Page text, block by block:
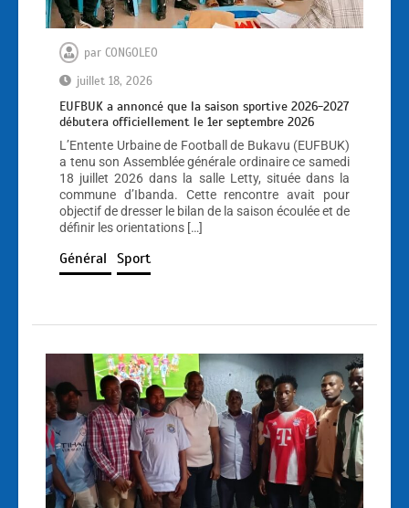
par CONGOLEO
juillet 18, 2026
EUFBUK a annoncé que la saison sportive 2026-2027
débutera officiellement le 1er septembre 2026
L’Entente Urbaine de Football de Bukavu (EUFBUK)
a tenu son Assemblée générale ordinaire ce samedi
18 juillet 2026 dans la salle Letty, située dans la
commune d’Ibanda. Cette rencontre avait pour
objectif de dresser le bilan de la saison écoulée et de
définir les orientations […]
Général Sport